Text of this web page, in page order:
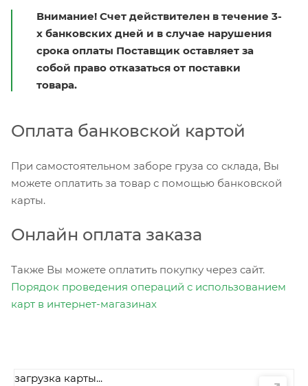
Внимание! Счет действителен в течение 3-
х банковских дней и в случае нарушения
срока оплаты Поставщик оставляет за
собой право отказаться от поставки
товара.
Оплата банковской картой
При самостоятельном заборе груза со склада, Вы
можете оплатить за товар с помощью банковской
карты.
Онлайн оплата заказа
Также Вы можете оплатить покупку через сайт.
Порядок проведения операций с использованием
карт в интернет-магазинах
загрузка карты...